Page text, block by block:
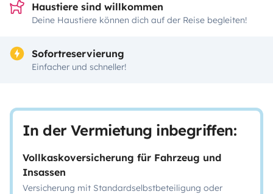
Haustiere sind willkommen
Deine Haustiere können dich auf der Reise begleiten!
Sofortreservierung
Einfacher und schneller!
In der Vermietung inbegriffen:
Vollkaskoversicherung für Fahrzeug und
Insassen
Versicherung mit Standardselbstbeteiligung oder